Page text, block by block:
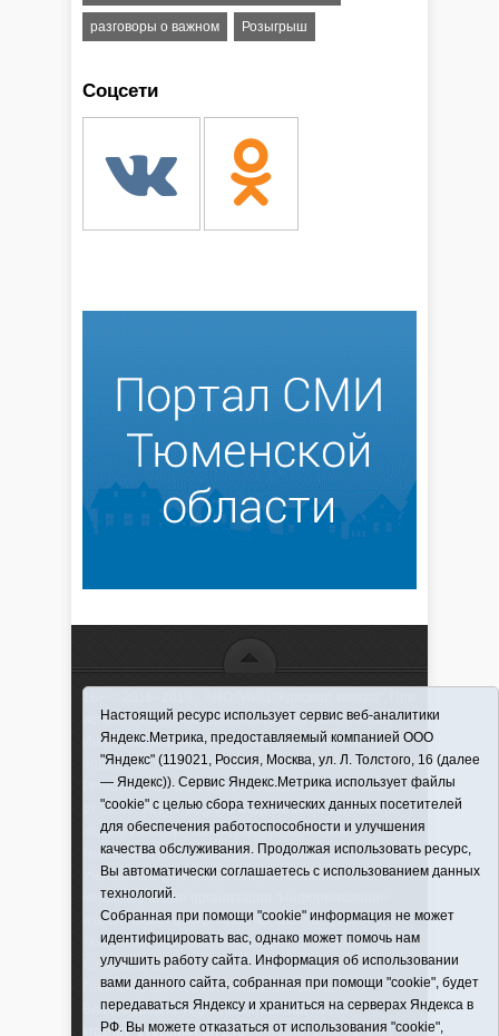
разговоры о важном Розыгрыш
Соцсети
использовании материалов ссылка обязательна
Информационная лента выходит при финансовой
поддержке правительства Тюменской области
Регистрационный номер СМИ ЭЛ № ФС 77-66066
от 10.06. 2016 г. выдано Федеральной службой по
надзору в сфере связи, информационных
технологий и массовых коммуникаций.
Учредитель (соучредители) Автономная
некоммерческая организация "Информационно-
издательский центр "Красная звезда"" (627570,
Тюменская обл., Викуловский р-н, с. Викулово, ул.
Ленина, д. 5).
Главный редактор Антюхова Светлана
Владимировна. Адрес электронной почты:
krasnay_zvezda@obl72.ruТелефон: 2-42-32; 2-41-
Настоящий ресурс использует сервис веб-аналитики
Яндекс.Метрика, предоставляемый компанией ООО
"Яндекс" (119021, Россия, Москва, ул. Л. Толстого, 16 (далее
— Яндекс)). Сервис Яндекс.Метрика использует файлы
"cookie" с целью сбора технических данных посетителей
для обеспечения работоспособности и улучшения
качества обслуживания. Продолжая использовать ресурс,
Вы автоматически соглашаетесь с использованием данных
технологий.
Собранная при помощи "cookie" информация не может
идентифицировать вас, однако может помочь нам
улучшить работу сайта. Информация об использовании
вами данного сайта, собранная при помощи "cookie", будет
передаваться Яндексу и храниться на серверах Яндекса в
РФ. Вы можете отказаться от использования "cookie",